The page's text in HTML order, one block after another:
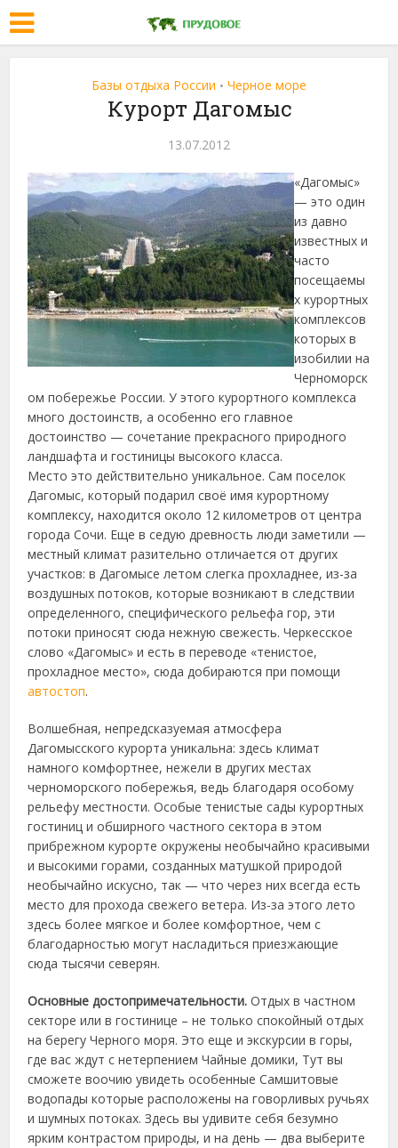
Базы отдыха России • Черное море
Курорт Дагомыс
13.07.2012
«Дагомыс»
— это один
из давно
известных и
часто
посещаемы
х курортных
комплексов
которых в
изобилии на
Черноморск
ом побережье России. У этого курортного комплекса
много достоинств, а особенно его главное
достоинство — сочетание прекрасного природного
ландшафта и гостиницы высокого класса.
Место это действительно уникальное. Сам поселок
Дагомыс, который подарил своё имя курортному
комплексу, находится около 12 километров от центра
города Сочи. Еще в седую древность люди заметили —
местный климат разительно отличается от других
участков: в Дагомысе летом слегка прохладнее, из-за
воздушных потоков, которые возникают в следствии
определенного, специфического рельефа гор, эти
потоки приносят сюда нежную свежесть. Черкесское
слово «Дагомыс» и есть в переводе «тенистое,
прохладное место», сюда добираются при помощи
автостоп.
Волшебная, непредсказуемая атмосфера
Дагомысского курорта уникальна: здесь климат
намного комфортнее, нежели в других местах
черноморского побережья, ведь благодаря особому
рельефу местности. Особые тенистые сады курортных
гостиниц и обширного частного сектора в этом
прибрежном курорте окружены необычайно красивыми
и высокими горами, созданных матушкой природой
необычайно искусно, так — что через них всегда есть
место для прохода свежего ветера. Из-за этого лето
здесь более мягкое и более комфортное, чем с
благодарностью могут насладиться приезжающие
сюда тысячи северян.
Основные достопримечательности. Отдых в частном
секторе или в гостинице – не только спокойный отдых
на берегу Черного моря. Это еще и экскурсии в горы,
где вас ждут с нетерпением Чайные домики, Тут вы
сможете воочию увидеть особенные Самшитовые
водопады которые расположены на говорливых ручьях
и шумных потоках. Здесь вы удивите себя безумно
ярким контрастом природы, и на день — два выберите